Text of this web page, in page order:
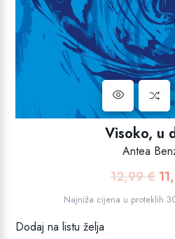
Visoko, u
Antea
12,99€
Najniža cijena u proteklih
Dodaj na listu želja